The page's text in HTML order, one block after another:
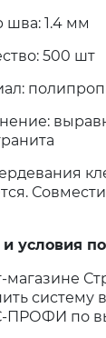
шва: 1.4 мм
500 шт
условия
магазине
систему
ПРОФИ по